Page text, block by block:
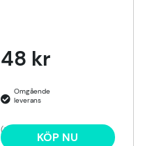
48 kr
(5) KÖP NU